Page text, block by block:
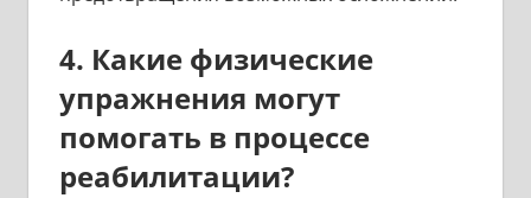
4. Какие физические
упражнения могут
помогать в процессе
реабилитации?